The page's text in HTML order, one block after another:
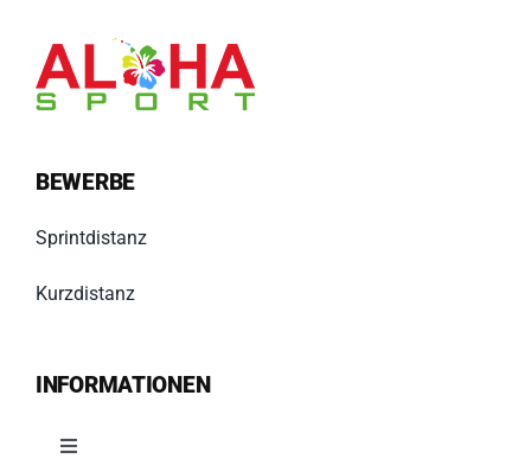
BEWERBE
Sprintdistanz
Kurzdistanz
INFORMATIONEN